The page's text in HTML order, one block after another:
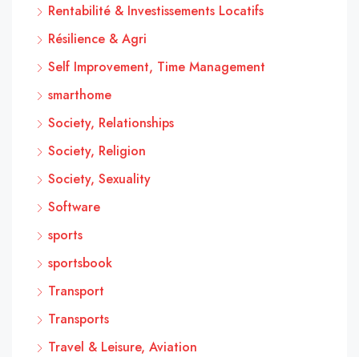
Rentabilité & Investissements Locatifs
Résilience & Agri
Self Improvement, Time Management
smarthome
Society, Relationships
Society, Religion
Society, Sexuality
Software
sports
sportsbook
Transport
Transports
Travel & Leisure, Aviation